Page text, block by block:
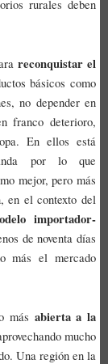
rurales deben
reconquistar el
básicos como
no depender en
franco deterioro,
En ellos está
por lo que
mejor, pero más
en el contexto del
importador-
de noventa días
más el mercado
más abierta a la
mucho
Una región en la